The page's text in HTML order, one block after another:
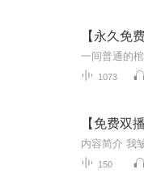
【永久免
一间普通的
1073
【免费双
150